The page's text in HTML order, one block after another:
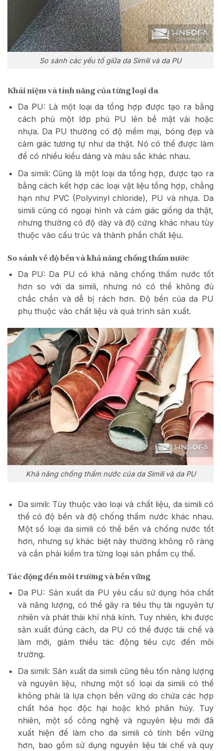
So sánh các yếu tố giữa da Simili và da PU
Khái niệm và tính năng của từng loại da
Da PU: Là một loại da tổng hợp được tạo ra bằng
cách phủ một lớp phủ PU lên bề mặt vải hoặc
nhựa. Da PU thường có độ mềm mại, bóng đẹp và
cảm giác tương tự như da thật. Nó có thể được làm
để có nhiều kiểu dáng và màu sắc khác nhau.
Da simili: Cũng là một loại da tổng hợp, được tạo ra
bằng cách kết hợp các loại vật liệu tổng hợp, chẳng
hạn như PVC (Polyvinyl chloride), PU và nhựa. Da
simili cũng có ngoại hình và cảm giác giống da thật,
nhưng thường có độ dày và độ cứng khác nhau tùy
thuộc vào cấu trúc và thành phần chất liệu.
So sánh về độ bền và khả năng chống thấm nước
Da PU: Da PU có khả năng chống thấm nước tốt
hơn so với da simili, nhưng nó có thể không đủ
chắc chắn và dễ bị rách hơn. Độ bền của da PU
phụ thuộc vào chất liệu và quá trình sản xuất.
Khả năng chống thấm nước của da Simili và da PU
Da simili: Tùy thuộc vào loại và chất liệu, da simili có
thể có độ bền và độ chống thấm nước khác nhau.
Một số loại da simili có thể bền và chống nước tốt
hơn, nhưng sự khác biệt này thường không rõ ràng
và cần phải kiểm tra từng loại sản phẩm cụ thể.
Tác động đến môi trường và bền vững
Da PU: Sản xuất da PU yêu cầu sử dụng hóa chất
và năng lượng, có thể gây ra tiêu thụ tài nguyên tự
nhiên và phát thải khí nhà kính. Tuy nhiên, khi được
sản xuất đúng cách, da PU có thể được tái chế và
làm mới, giảm thiểu tác động tiêu cực đến môi
trường.
Da simili: Sản xuất da simili cũng tiêu tốn năng lượng
và nguyên liệu, nhưng một số loại da simili có thể
không phải là lựa chọn bền vững do chứa các hợp
chất hóa học độc hại hoặc khó phân hủy. Tuy
nhiên, một số công nghệ và nguyên liệu mới đã
xuất hiện để làm cho da simili có tính bền vững
hơn, bao gồm sử dụng nguyên liệu tái chế và quy